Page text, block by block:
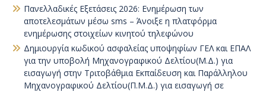
Πανελλαδικές Εξετάσεις 2026: Ενημέρωση των
αποτελεσμάτων μέσω sms – Άνοιξε η πλατφόρμα
ενημέρωσης στοιχείων κινητού τηλεφώνου
Δημιουργία κωδικού ασφαλείας υποψηφίων ΓΕΛ και ΕΠΑΛ
για την υποβολή Μηχανογραφικού Δελτίου(Μ.Δ.) για
εισαγωγή στην Τριτοβάθμια Εκπαίδευση και Παράλληλου
Μηχανογραφικού Δελτίου(Π.Μ.Δ.) για εισαγωγή σε